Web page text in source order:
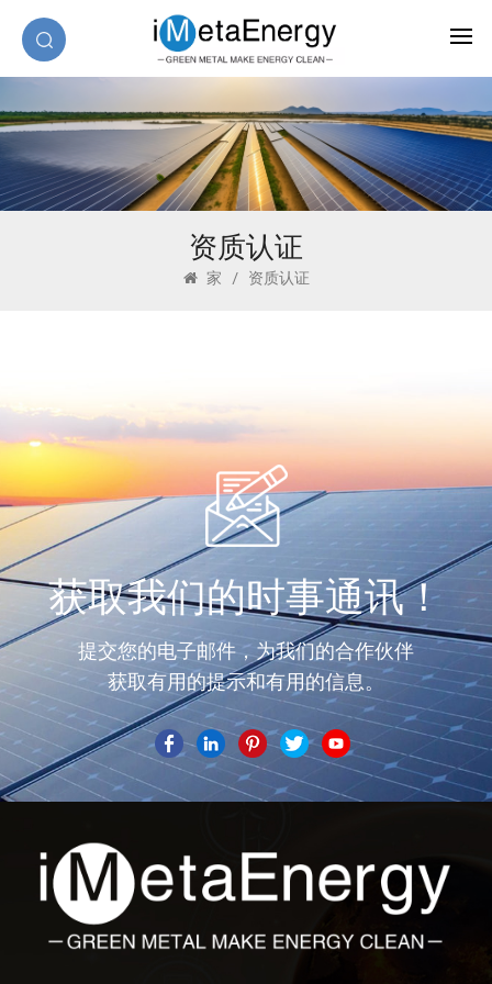
资质认证
家 / 资质认证
获取我们的时事通讯！
提交您的电子邮件，为我们的合作伙伴
获取有用的提示和有用的信息。